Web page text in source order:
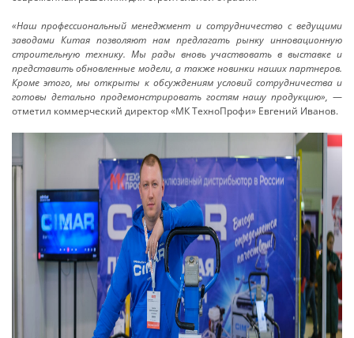
«Наш профессиональный менеджмент и сотрудничество с ведущими
заводами Китая позволяют нам предлагать рынку инновационную
строительную технику. Мы рады вновь участвовать в выставке и
представить обновленные модели, а также новинки наших партнеров.
Кроме этого, мы открыты к обсуждениям условий сотрудничества и
готовы детально продемонстрироватьгостям нашу продукцию», —
отметил коммерческий директор «МК ТехноПрофи» Евгений Иванов.